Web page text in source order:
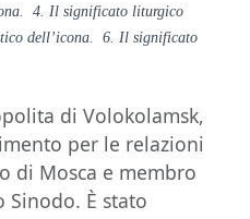
4. Il significato liturgico
dell’icona. 6. Il significato
di Volokolamsk,
per le relazioni
di Mosca e membro
Sinodo. È stato